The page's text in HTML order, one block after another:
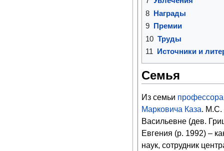
8 Награды
9 Премии
10 Труды
11 Источники и
Семья
Из семьи профессора
Марковича Каза. М.С.
Васильевне (дев.
Евгения (р. 1992) –
наук, сотрудник